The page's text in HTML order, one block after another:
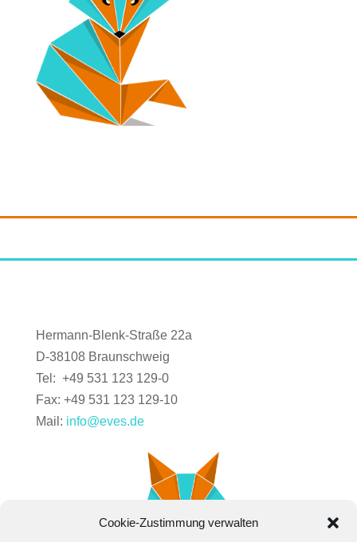
Cookie-Zustimmung verwalten
Hermann-Blenk-Straße 22a
D-38108 Braunschweig
Tel: +49 531 123 129-0
Fax: +49 531 123 129-10
Mail: info@eves.de